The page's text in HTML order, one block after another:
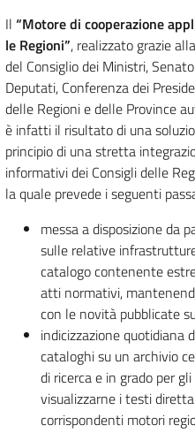
Il “Motore di cooperazione
le Regioni”, realizzato grazie
del Consiglio dei Ministri,
Deputati, Conferenza dei
delle Regioni e delle Province
è infatti il risultato di una
principio di una stretta
informativi dei Consigli delle
la quale prevede i seguenti
messa a disposizione da
sulle relative
catalogo contenente
atti normativi,
con le novità pubblicate
indicizzazione quotidiana
cataloghi su un archivio
di ricerca e in grado per
visualizzarne i testi
corrispondenti motori